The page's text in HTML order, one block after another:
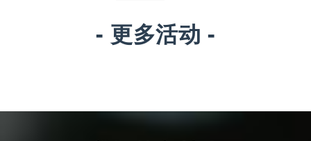
- 更多活动 -